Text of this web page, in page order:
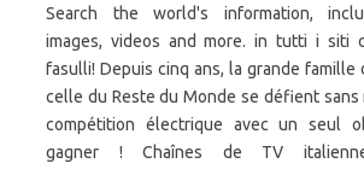
Search the world's information,
images, videos and more. in tutti i siti
fasulli! Depuis cinq ans, la grande famille
celle du Reste du Monde se défient sans
compétition électrique avec un seul
gagner ! Chaînes de TV